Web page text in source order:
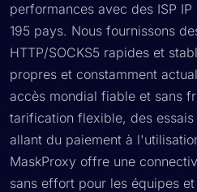
performances avec des ISP
195 pays. Nous fournissons
HTTP/SOCKS5 rapides et
propres et constamment
accès mondial fiable et sans
tarification flexible, des
allant du paiement à
MaskProxy offre une
sans effort pour les équipes